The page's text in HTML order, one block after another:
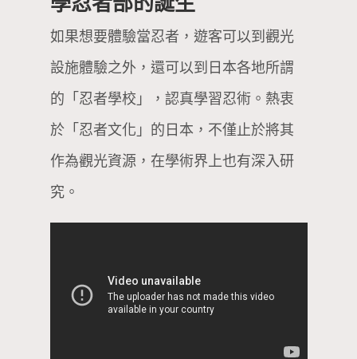
如果想要體驗當忍者，遊客可以到觀光
設施體驗之外，還可以到日本各地所謂
的「忍者學校」，認真學習忍術。熱衷
於「忍者文化」的日本，不僅止於將其
作為觀光資源，在學術界上也有深入研
究。